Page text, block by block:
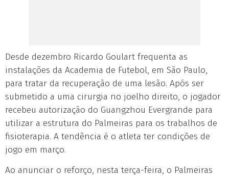
Desde dezembro Ricardo Goulart frequenta as
instalações da Academia de Futebol, em São Paulo,
para tratar da recuperação de uma lesão. Após ser
submetido a uma cirurgia no joelho direito, o jogador
recebeu autorização do Guangzhou Evergrande para
utilizar a estrutura do Palmeiras para os trabalhos de
fisioterapia. A tendência é o atleta ter condições de
jogo em março.
Ao anunciar o reforço, nesta terça-feira, o Palmeiras